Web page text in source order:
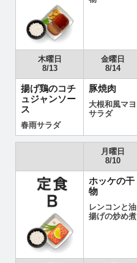
木曜日
8/13
金曜日
8/14
揚げ鶏のコチ
ュジャンソー
ス
春雨サラダ
豚焼肉
大根和風マヨ
サラダ
月曜日
8/10
ホッケの干
物
レンコンと油
揚げの炒め煮